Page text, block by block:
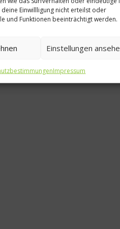
Einwillligung nicht erteilst oder
und Funktionen beeinträchtigt werden.
Einstellungen
Impressum